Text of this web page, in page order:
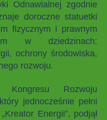
Odnawialnej zgodnie
doroczne statuetki
fizycznym i prawnym
w dziedzinach:
ochrony środowiska,
rozwoju.
Kongresu Rozwoju
jednocześnie pełni
Energii”, podjął